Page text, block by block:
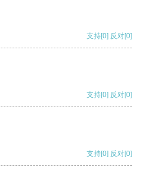
支持[0] 反对[0]
支持[0] 反对[0]
支持[0] 反对[0]